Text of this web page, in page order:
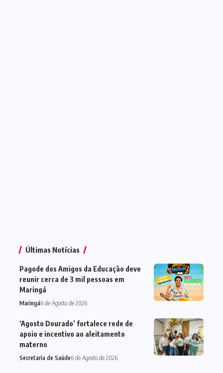
Últimas Notícias
Pagode dos Amigos da Educação deve
reunir cerca de 3 mil pessoas em
Maringá
Maringá6 de Agosto de 2026
‘Agosto Dourado’ fortalece rede de
apoio e incentivo ao aleitamento
materno
Secretaria de Saúde6 de Agosto de 2026